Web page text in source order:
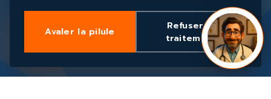
DEMANDER UNE CONSULTATION→
Avaler la pilule
Refuser le
traitement